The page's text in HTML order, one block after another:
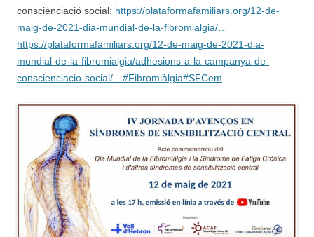
conscienciació social: https://plataformafamiliars.org/12-de-
maig-de-2021-dia-mundial-de-la-fibromialgia/…
https://plataformafamiliars.org/12-de-maig-de-2021-dia-
mundial-de-la-fibromialgia/adhesions-a-la-campanya-de-
conscienciacio-social/… #Fibromiàlgia#SFCem